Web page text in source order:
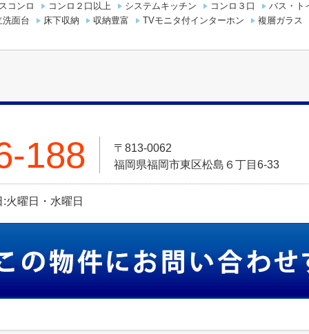
コンロ
コンロ２口以上 システムキッチン コンロ３口
バス・ト
洗面台
床下収納 収納豊富 TVモニタ付インターホン 複層ガラス
188
〒813-0062
福岡県福岡市東区松島６丁目6-33
火曜日・水曜日